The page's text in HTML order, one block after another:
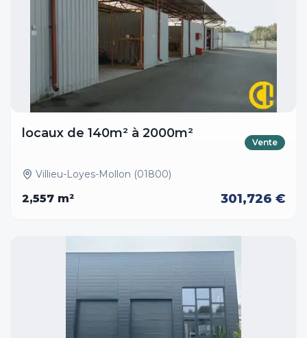
locaux de 140m² à 2000m²
Vente
Villieu-Loyes-Mollon (01800)
2,557 m² 301,726 €